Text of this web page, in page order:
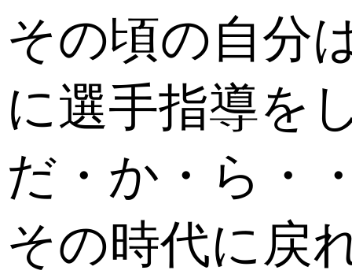
その頃の自分
に選手指導を
だ・か・ら・
その時代に戻